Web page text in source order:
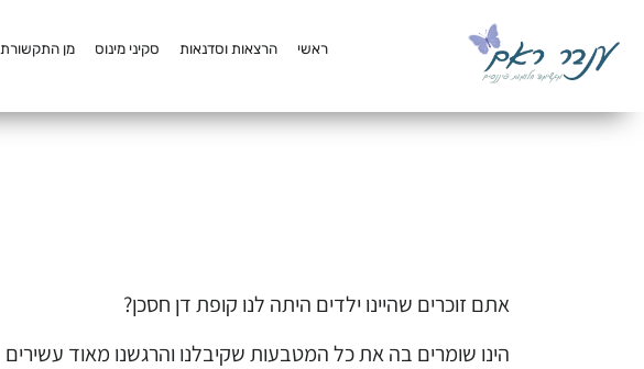
ראשי הרצאות וסדנאות סקיני מינוס מן התקשורת
אתם זוכרים שהיינו ילדים היתה לנו קופת דן חסכן?
הינו שומרים בה את כל המטבעות שקיבלנו והרגשנו מאוד עשירים